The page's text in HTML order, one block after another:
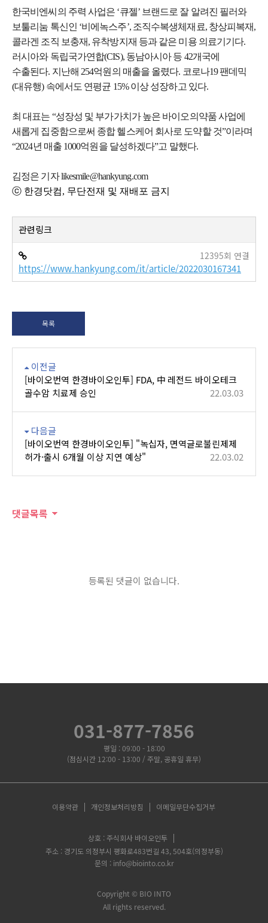
한국비엔씨의 주력 사업은 ‘큐젤’ 브랜드로 잘 알려진 필러와
보툴리눔 톡신인 ‘비에녹스주’, 조직수복생체재료, 창상피복재,
콜라겐 조직 보충재, 유착방지재 등과 같은 미용 의료기기다.
러시아와 독립국가연합(CIS), 동남아시아 등 42개국에
수출된다. 지난해 254억원의 매출을 올렸다. 코로나19 팬데믹
(대유행) 속에서도 연평균 15% 이상 성장하고 있다.
최 대표는 “성장성 및 부가가치가 높은 바이오의약품 사업에
새롭게 집중함으로써 종합 헬스케어 회사로 도약할 것”이라며
“2024년 매출 1000억원을 달성하겠다”고 말했다.
김정은 기자 likesmile@hankyung.com
ⓒ 한경닷컴, 무단전재 및 재배포 금지
관련링크
https://www.hankyung.com/it/article/2022030167341
12395회 연결
목록
이전글
[바이오번역 한경바이오인투] FDA, 中 레전드 바이오테크
골수암 치료제 승인
22.03.03
다음글
[바이오번역 한경바이오인투] "녹십자, 면역글로불린제제
허가·출시 6개월 이상 지연 예상"
22.03.02
댓글목록
등록된 댓글이 없습니다.
031-877-7856
평일 : 09:00 - 18:00
(점심시간 12:00 - 13:00 / 주말, 공휴일 휴무)
이용약관 개인정보처리방침 이메일무단수집거부
상호 : 주식회사 바이오인투
주소 : 경기도 의정부시 평화로483번길 43, 504호(의정부동)
문의 : info@biointo.co.kr
Copyright © BIO INTO
All rights reserved.